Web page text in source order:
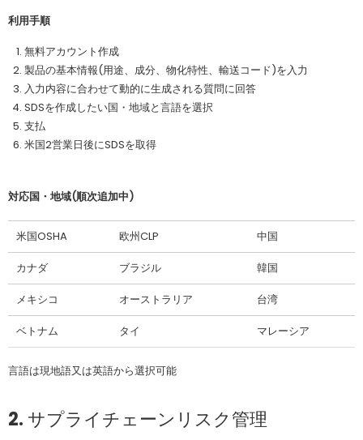
利用手順
無料アカウント作成
製品の基本情報(用途、成分、物化特性、輸送コード)を入力
入力内容に合わせて動的に生成される質問に回答
SDSを作成したい国・地域と言語を選択
支払
米国2営業日後にSDSを取得
対応国・地域(順次追加中)
米国OSHA 欧州CLP 中国
カナダ ブラジル 韓国
メキシコ オーストラリア 台湾
ベトナム タイ マレーシア
言語は現地語又は英語から選択可能
2. サプライチェーンリスク管理